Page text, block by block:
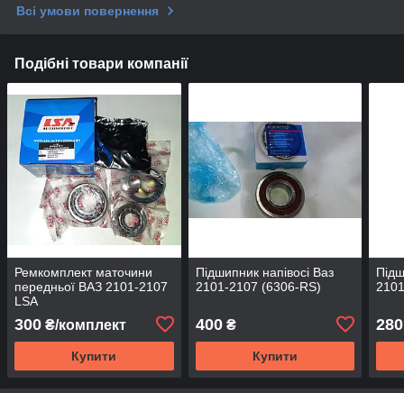
Всі умови повернення
Подібні товари компанії
Ремкомплект маточини
передньої ВАЗ 2101-2107
LSA
300 ₴/комплект
Купити
Підшипник напівосі Ваз
2101-2107 (6306-RS)
400₴
Купити
280